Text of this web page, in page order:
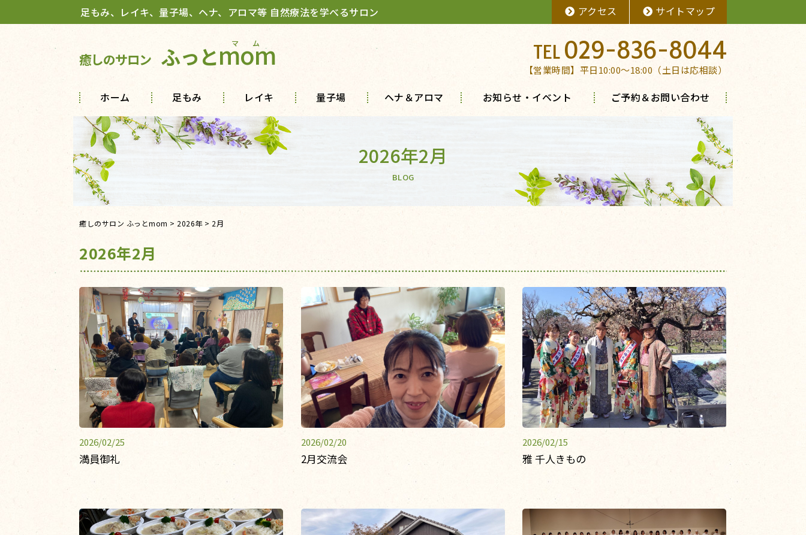
足もみ、レイキ、量子場、ヘナ、アロマ等 自然療法を学べるサロン アクセス サイトマップ
癒しのサロン ふっとmom 029-836-8044
【営業時間】平日10:00～18:00（土日は応相談）
ホーム 足もみ レイキ 量子場 ヘナ＆アロマ お知らせ・イベント ご予約＆お問い合わせ
2026年2月
BLOG
癒しのサロン ふっとmom > 2026年> 2月
2026年2月
2026/02/25
満員御礼
2026/02/20
2月交流会
2026/02/15
雅 千人きもの